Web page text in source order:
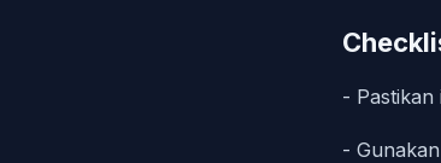
- Pastikan
-